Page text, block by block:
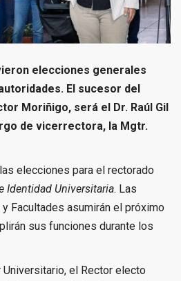
elecciones generales
El sucesor del
Moriñigo, será el Dr. Raúl Gil
de vicerrectora, la Mgtr.
elecciones para el rectorado
Identidad Universitaria. Las
Facultades asumirán el próximo
sus funciones durante los
el Rector electo